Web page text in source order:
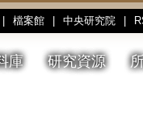
檔案館 中央研究院
庫 研究資源